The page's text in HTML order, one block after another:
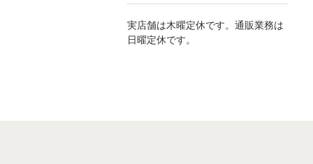
実店舗は木曜定休です。通販業務は
日曜定休です。